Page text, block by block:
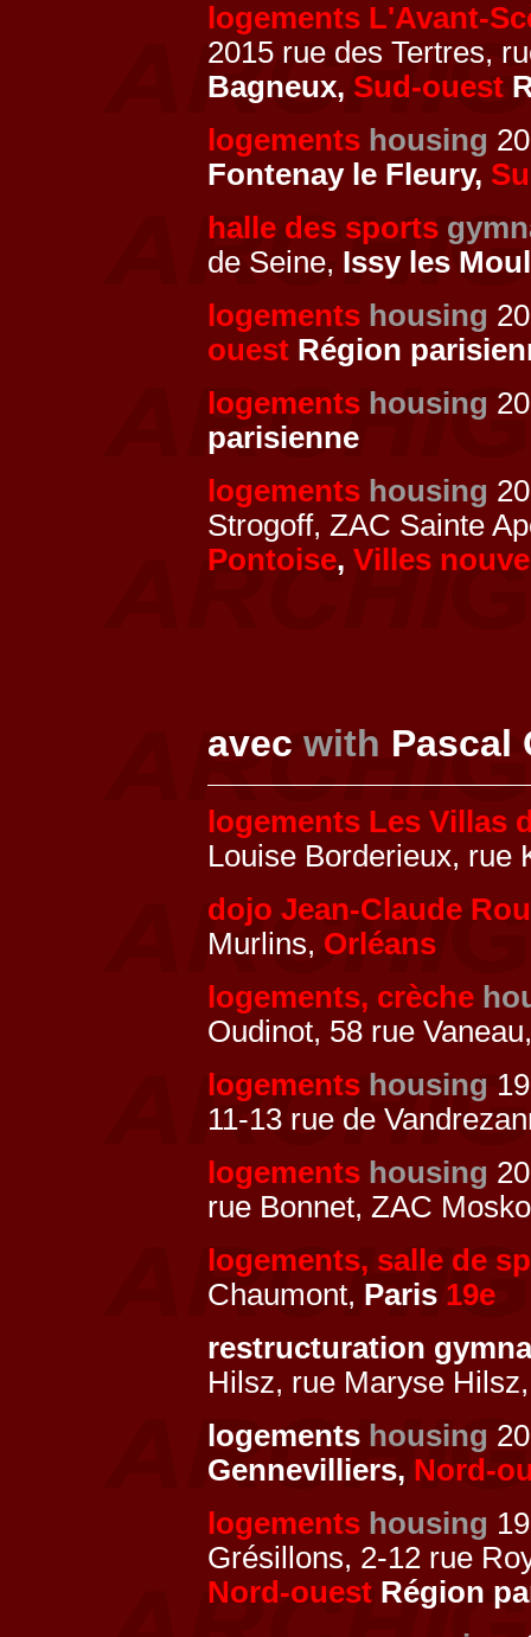
logements L'Avant-
2015 rue des Tertres,
Bagneux, Sud-ouest
logements housing
Fontenay le Fleury,
halle des sports
de Seine, Issy les
logements housing
ouest Région
logements housing
parisienne
logements housing
Strogoff, ZAC Sainte
Pontoise, Villes
avec with Pascal
logements Les Villas
Louise Borderieux, rue
dojo Jean-Claude
Murlins, Orléans
logements, crèche
Oudinot, 58 rue
logements housing
11-13 rue de
logements housing
rue Bonnet, ZAC
logements, salle de
Chaumont, Paris 19e
restructuration
Hilsz, rue Maryse
logements housing
Gennevilliers, Nord-
logements housing
Grésillons, 2-12 rue
Nord-ouest Région